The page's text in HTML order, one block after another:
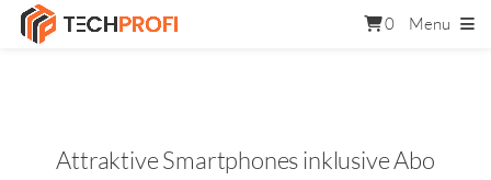
0 Menu
Attraktive Smartphones inklusive Abo